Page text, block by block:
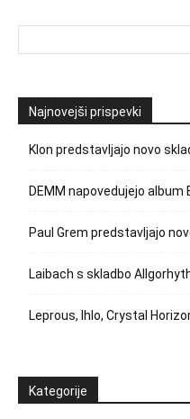
Najnovejši prispevki
Klon predstavljajo novo
DEMM napovedujejo album
Paul Grem predstavljajo
Laibach s skladbo
Leprous, Ihlo, Crystal
Kategorije